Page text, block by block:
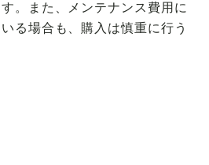
。また、メンテナンス費用に
る場合も、購入は慎重に行う